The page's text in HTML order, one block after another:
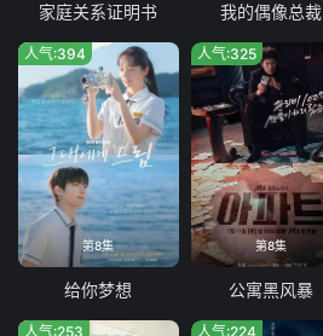
家庭关系证明书 我的偶像总裁
第8集
人气:394
给你梦想
第8集
人气:325
公寓黑风暴
人气:253 人气:224